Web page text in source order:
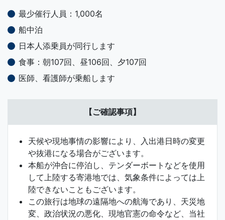
最少催行人員：1,000名
船中泊
日本人添乗員が同行します
食事：朝107回、昼106回、夕107回
医師、看護師が乗船します
【ご確認事項】
天候や現地事情の影響により、入出港日時の変更
や抜港になる場合がございます。
本船が沖合に停泊し、テンダーボートなどを使用
して上陸する寄港地では、気象条件によっては上
陸できないこともございます。
この旅行は地球の遠隔地への航海であり、天災地
変、政治状況の悪化、現地官憲の命令など、当社